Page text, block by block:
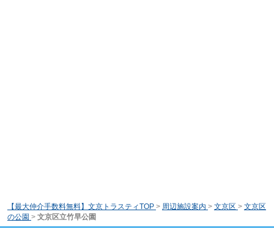
【最大仲介手数料無料】文京トラスティTOP > 周辺施設案内 > 文京区 > 文京区
の公園 > 文京区立竹早公園